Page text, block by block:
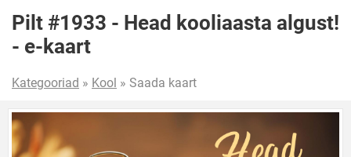
Pilt #1933 - Head kooliaasta algust!
- e-kaart
Kategooriad » Kool » Saada kaart